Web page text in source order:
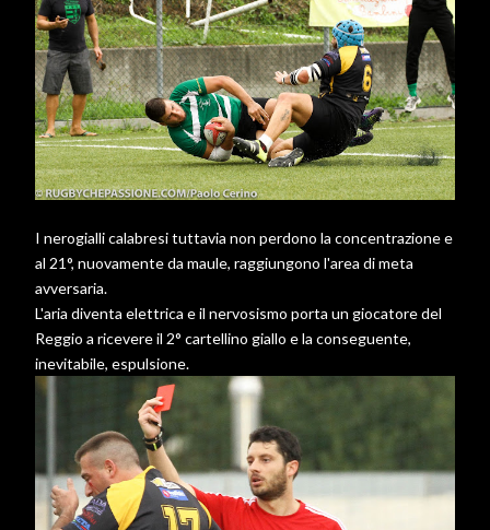
I nerogialli calabresi tuttavia non perdono la concentrazione e
al 21°, nuovamente da maule, raggiungono l'area di meta
avversaria.
L'aria diventa elettrica e il nervosismo porta un giocatore del
Reggio a ricevere il 2° cartellino giallo e la conseguente,
inevitabile, espulsione.